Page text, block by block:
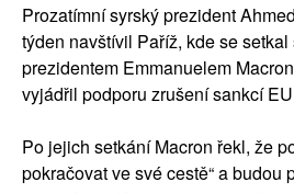
Prozatímní syrský prezident
týden navštívil Paříž, kde se
prezidentem Emmanuelem
vyjádřil podporu zrušení sankcí
Po jejich setkání Macron řekl, že
pokračovat ve své cestě“ a budou